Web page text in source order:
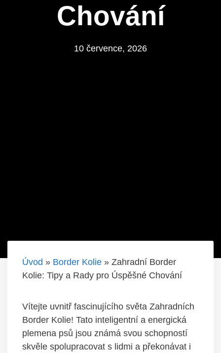
Chování
10 července, 2026
Úvod » Border Kolie » Zahradní Border
Kolie: Tipy a Rady pro Úspěšné Chování
Vítejte uvnitř fascinujícího světa Zahradních
Border Kolie! Tato inteligentní a energická
plemena psů jsou známá svou schopností
skvěle spolupracovat s lidmi a překonávat i